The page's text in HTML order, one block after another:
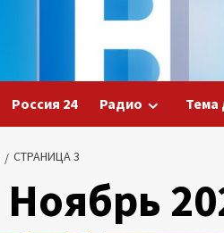
Россия 24 Радио Тема
СТРАНИЦА 3
Ноябрь